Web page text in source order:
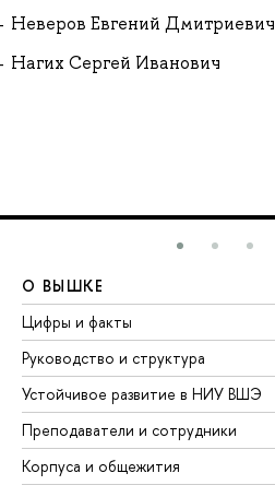
Неверов Евгений Дмитриевич
Нагих Сергей Иванович
О ВЫШКЕ
Цифры и факты
Руководство и структура
Устойчивое развитие в НИУ ВШЭ
Преподаватели и сотрудники
Корпуса и общежития